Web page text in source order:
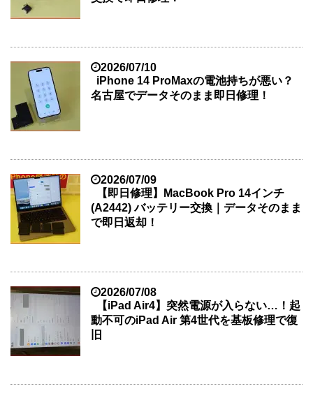
2026/07/10
iPhone 14 ProMaxの電池持ちが悪い？
名古屋でデータそのまま即日修理！
2026/07/09
【即日修理】MacBook Pro 14インチ
(A2442) バッテリー交換｜データそのまま
で即日返却！
2026/07/08
【iPad Air4】突然電源が入らない…！起
動不可のiPad Air 第4世代を基板修理で復
旧